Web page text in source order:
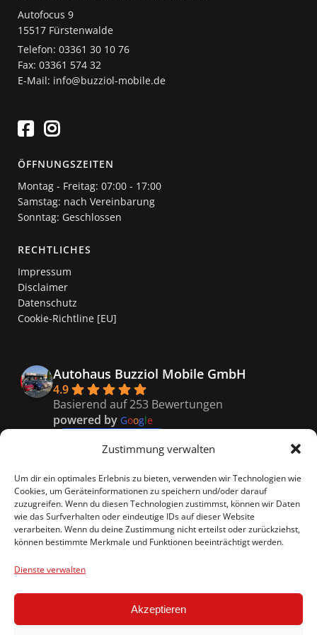
Zustimmung verwalten
Um dir ein optimales Erlebnis zu bieten, verwenden wir Technologien wie
Cookies, um Geräteinformationen zu speichern und/oder darauf
zuzugreifen. Wenn du diesen Technologien zustimmst, können wir Daten
wie das Surfverhalten oder eindeutige IDs auf dieser Website
verarbeiten. Wenn du deine Zustimmung nicht erteilst oder zurückziehst,
können bestimmte Merkmale und Funktionen beeinträchtigt werden.
Dienste verwalten
Akzeptieren
Autofocus 9
15517 Fürstenwalde
Telefon: 03361 30 10 76
Fax: 03361 574 32
E-Mail: info@buzziol-mobile.de
ÖFFNUNGSZEITEN
Montag - Freitag: 07:00 - 17:00
Samstag: nach Vereinbarung
Sonntag: Geschlossen
RECHTLICHES
Impressum
Disclaimer
Datenschutz
Cookie-Richtline [EU]
Autohaus Buzziol Mobile GmbH
4.9
Basierend auf 253 Bewertungen
powered by Google
Kaiser
9 months ago
Super freundliches Personal,
besonders Vitali er war so nett und hat uns genau
das richtige empfohlen.
9 months ago
beim Autohaus Buzziol!